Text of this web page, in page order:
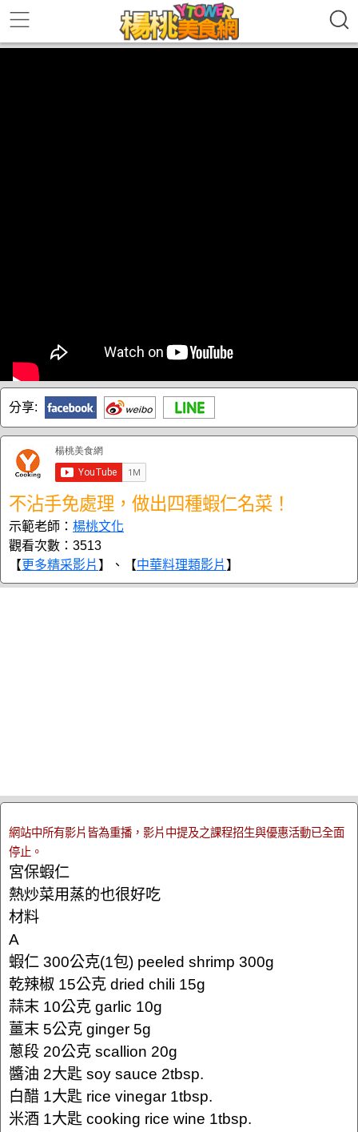
分享:
不沾手免處理，做出四種蝦仁名菜！
示範老師： 楊桃文化
觀看次數：3513
【更多精采影片 】、【中華料理類影片 】
網站中所有影片皆為重播，影片中提及之課程招生與優惠活動已全面
停止。
宮保蝦仁
熱炒菜用蒸的也很好吃
材料
A
蝦仁 300公克(1包) peeled shrimp 300g
乾辣椒 15公克 dried chili 15g
蒜末 10公克 garlic 10g
薑末 5公克 ginger 5g
蔥段 20公克 scallion 20g
醬油 2大匙 soy sauce 2tbsp.
白醋 1大匙 rice vinegar 1tbsp.
米酒 1大匙 cooking rice wine 1tbsp.